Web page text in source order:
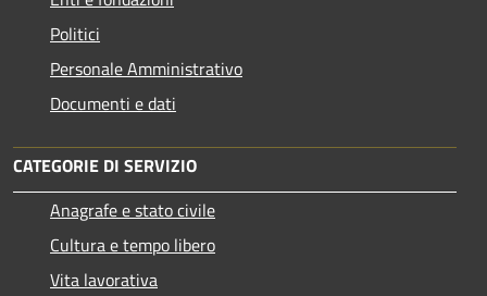
Politici
Personale Amministrativo
Documenti e dati
CATEGORIE DI SERVIZIO
Anagrafe e stato civile
Cultura e tempo libero
Vita lavorativa